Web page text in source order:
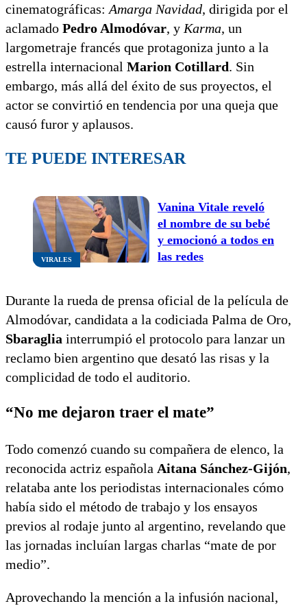
cinematográficas: Amarga Navidad, dirigida por el
aclamado Pedro Almodóvar, y Karma, un
largometraje francés que protagoniza junto a la
estrella internacional Marion Cotillard. Sin
embargo, más allá del éxito de sus proyectos, el
actor se convirtió en tendencia por una queja que
causó furor y aplausos.
TE PUEDE INTERESAR
VIRALES
Vanina Vitale reveló
el nombre de su bebé
y emocionó a todos en
las redes
Durante la rueda de prensa oficial de la película de
Almodóvar, candidata a la codiciada Palma de Oro,
Sbaraglia interrumpió el protocolo para lanzar un
reclamo bien argentino que desató las risas y la
complicidad de todo el auditorio.
“No me dejaron traer el mate”
Todo comenzó cuando su compañera de elenco, la
reconocida actriz española Aitana Sánchez-Gijón,
relataba ante los periodistas internacionales cómo
había sido el método de trabajo y los ensayos
previos al rodaje junto al argentino, revelando que
las jornadas incluían largas charlas “mate de por
medio”.
Aprovechando la mención a la infusión nacional,